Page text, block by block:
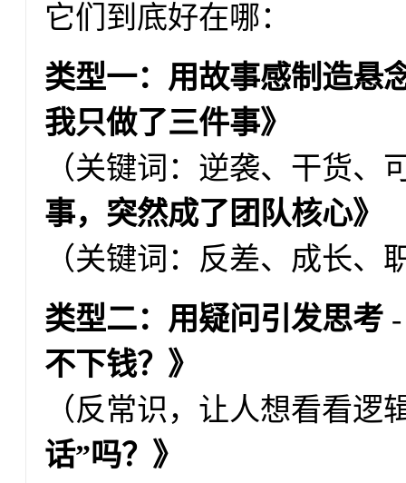
它们到底好在哪：
类型一：用故事感制造悬
我只做了三件事》
（关键词：逆袭、干货、
事，突然成了团队核心》
（关键词：反差、成长、
类型二：用疑问引发思考
不下钱？》
（反常识，让人想看看逻
话”吗？》